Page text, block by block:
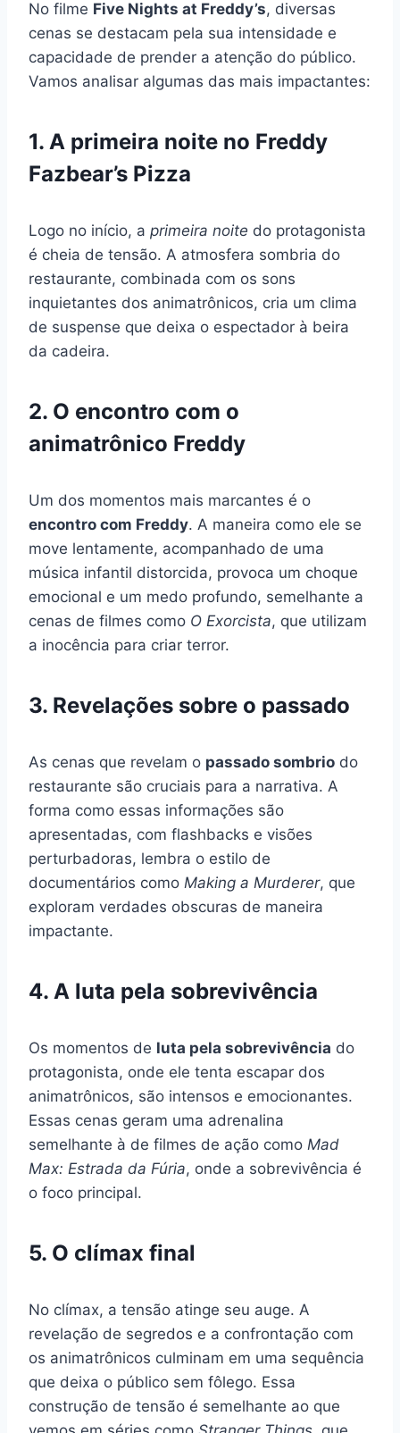
No filme Five Nights at Freddy’s, diversas
cenas se destacam pela sua intensidade e
capacidade de prender a atenção do público.
Vamos analisar algumas das mais impactantes:
1. A primeira noite no Freddy
Fazbear’s Pizza
Logo no início, a primeira noite do protagonista
é cheia de tensão. A atmosfera sombria do
restaurante, combinada com os sons
inquietantes dos animatrônicos, cria um clima
de suspense que deixa o espectador à beira
da cadeira.
2. O encontro com o
animatrônico Freddy
Um dos momentos mais marcantes é o
encontro com Freddy. A maneira como ele se
move lentamente, acompanhado de uma
música infantil distorcida, provoca um choque
emocional e um medo profundo, semelhante a
cenas de filmes como O Exorcista, que utilizam
a inocência para criar terror.
3. Revelações sobre o passado
As cenas que revelam o passado sombrio do
restaurante são cruciais para a narrativa. A
forma como essas informações são
apresentadas, com flashbacks e visões
perturbadoras, lembra o estilo de
documentários como Making a Murderer, que
exploram verdades obscuras de maneira
impactante.
4. A luta pela sobrevivência
Os momentos de luta pela sobrevivência do
protagonista, onde ele tenta escapar dos
animatrônicos, são intensos e emocionantes.
Essas cenas geram uma adrenalina
semelhante à de filmes de ação como Mad
Max: Estrada da Fúria, onde a sobrevivência é
o foco principal.
5. O clímax final
No clímax, a tensão atinge seu auge. A
revelação de segredos e a confrontação com
os animatrônicos culminam em uma sequência
que deixa o público sem fôlego. Essa
construção de tensão é semelhante ao que